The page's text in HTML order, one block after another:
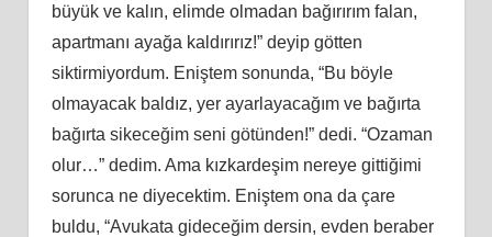
büyük ve kalın, elimde olmadan bağırırım falan,
apartmanı ayağa kaldırırız!” deyip götten
siktirmiyordum. Eniştem sonunda, “Bu böyle
olmayacak baldız, yer ayarlayacağım ve bağırta
bağırta sikeceğim seni götünden!” dedi. “Ozaman
olur…” dedim. Ama kızkardeşim nereye gittiğimi
sorunca ne diyecektim. Eniştem ona da çare
buldu, “Avukata gideceğim dersin, evden beraber